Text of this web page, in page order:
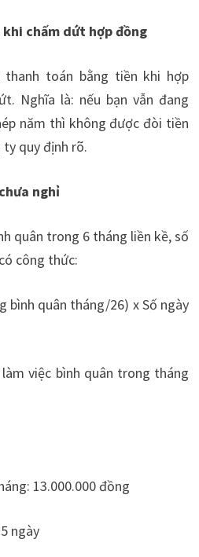
chấm dứt hợp đồng
thanh toán bằng tiền khi hợp
Nghĩa là: nếu bạn vẫn đang
năm thì không được đòi tiền
quy định rõ.
nghỉ
quân trong 6 tháng liền kề, số
công thức:
bình quân tháng/26) x Số ngày
việc bình quân trong tháng
13.000.000 đồng
ngày